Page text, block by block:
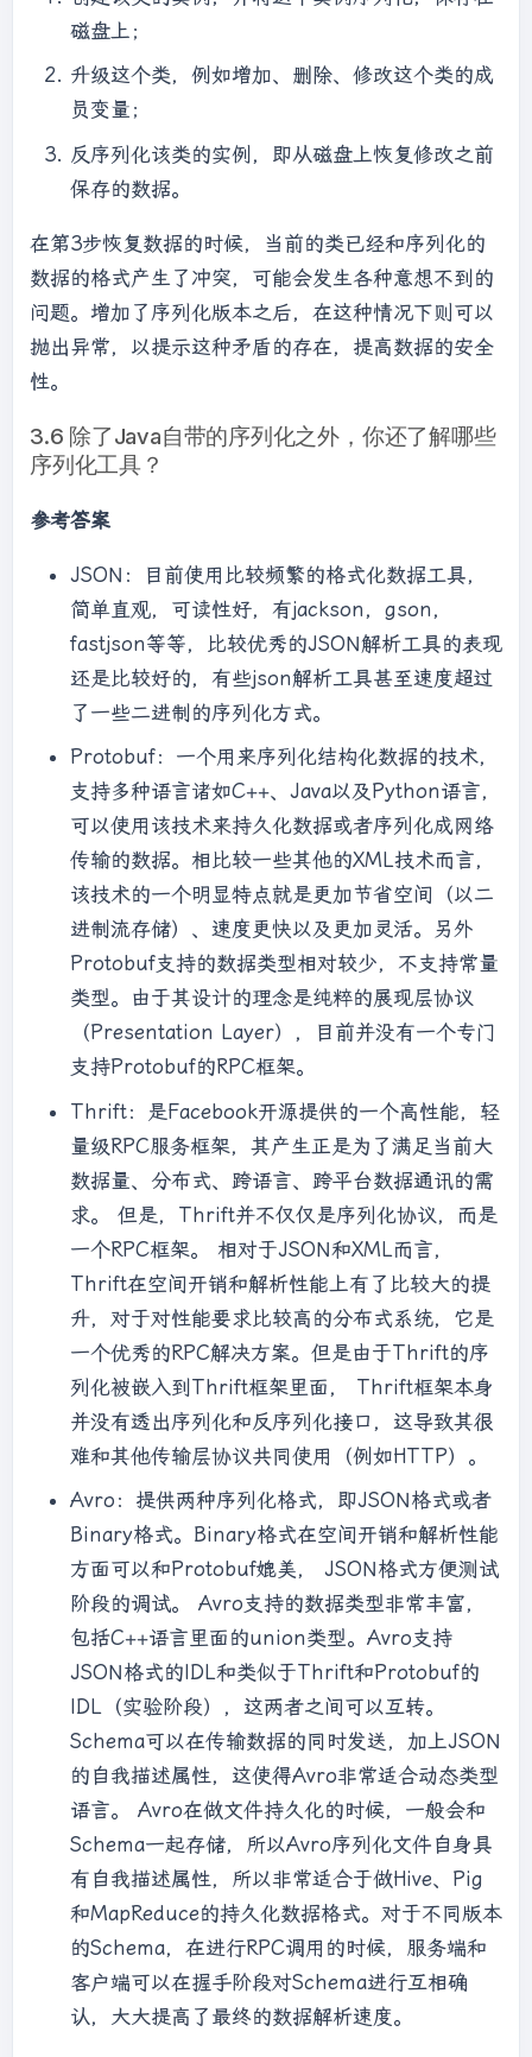
磁盘上；
升级这个类，例如增加、删除、修改这个类的成
员变量；
反序列化该类的实例，即从磁盘上恢复修改之前
保存的数据。
在第3步恢复数据的时候，当前的类已经和序列化的
数据的格式产生了冲突，可能会发生各种意想不到的
问题。增加了序列化版本之后，在这种情况下则可以
抛出异常，以提示这种矛盾的存在，提高数据的安全
性。
3.6 除了Java自带的序列化之外，你还了解哪些
序列化工具？
参考答案
JSON：目前使用比较频繁的格式化数据工具，
简单直观，可读性好，有jackson，gson，
fastjson等等，比较优秀的JSON解析工具的表现
还是比较好的，有些json解析工具甚至速度超过
了一些二进制的序列化方式。
Protobuf：一个用来序列化结构化数据的技术，
支持多种语言诸如C++、Java以及Python语言，
可以使用该技术来持久化数据或者序列化成网络
传输的数据。相比较一些其他的XML技术而言，
该技术的一个明显特点就是更加节省空间（以二
进制流存储）、速度更快以及更加灵活。另外
Protobuf支持的数据类型相对较少，不支持常量
类型。由于其设计的理念是纯粹的展现层协议
（Presentation Layer），目前并没有一个专门
支持Protobuf的RPC框架。
Thrift：是Facebook开源提供的一个高性能，轻
量级RPC服务框架，其产生正是为了满足当前大
数据量、分布式、跨语言、跨平台数据通讯的需
求。 但是，Thrift并不仅仅是序列化协议，而是
一个RPC框架。 相对于JSON和XML而言，
Thrift在空间开销和解析性能上有了比较大的提
升，对于对性能要求比较高的分布式系统，它是
一个优秀的RPC解决方案。但是由于Thrift的序
列化被嵌入到Thrift框架里面， Thrift框架本身
并没有透出序列化和反序列化接口，这导致其很
难和其他传输层协议共同使用（例如HTTP）。
Avro：提供两种序列化格式，即JSON格式或者
Binary格式。Binary格式在空间开销和解析性能
方面可以和Protobuf媲美， JSON格式方便测试
阶段的调试。 Avro支持的数据类型非常丰富，
包括C++语言里面的union类型。Avro支持
JSON格式的IDL和类似于Thrift和Protobuf的
IDL（实验阶段），这两者之间可以互转。
Schema可以在传输数据的同时发送，加上JSON
的自我描述属性，这使得Avro非常适合动态类型
语言。 Avro在做文件持久化的时候，一般会和
Schema一起存储，所以Avro序列化文件自身具
有自我描述属性，所以非常适合于做Hive、Pig
和MapReduce的持久化数据格式。对于不同版本
的Schema，在进行RPC调用的时候，服务端和
客户端可以在握手阶段对Schema进行互相确
认，大大提高了最终的数据解析速度。